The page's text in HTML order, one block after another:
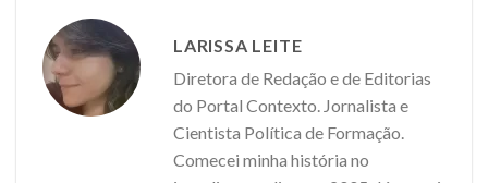
LARISSA LEITE
Diretora de Redação e de Editorias
do Portal Contexto. Jornalista e
Cientista Política de Formação.
Comecei minha história no